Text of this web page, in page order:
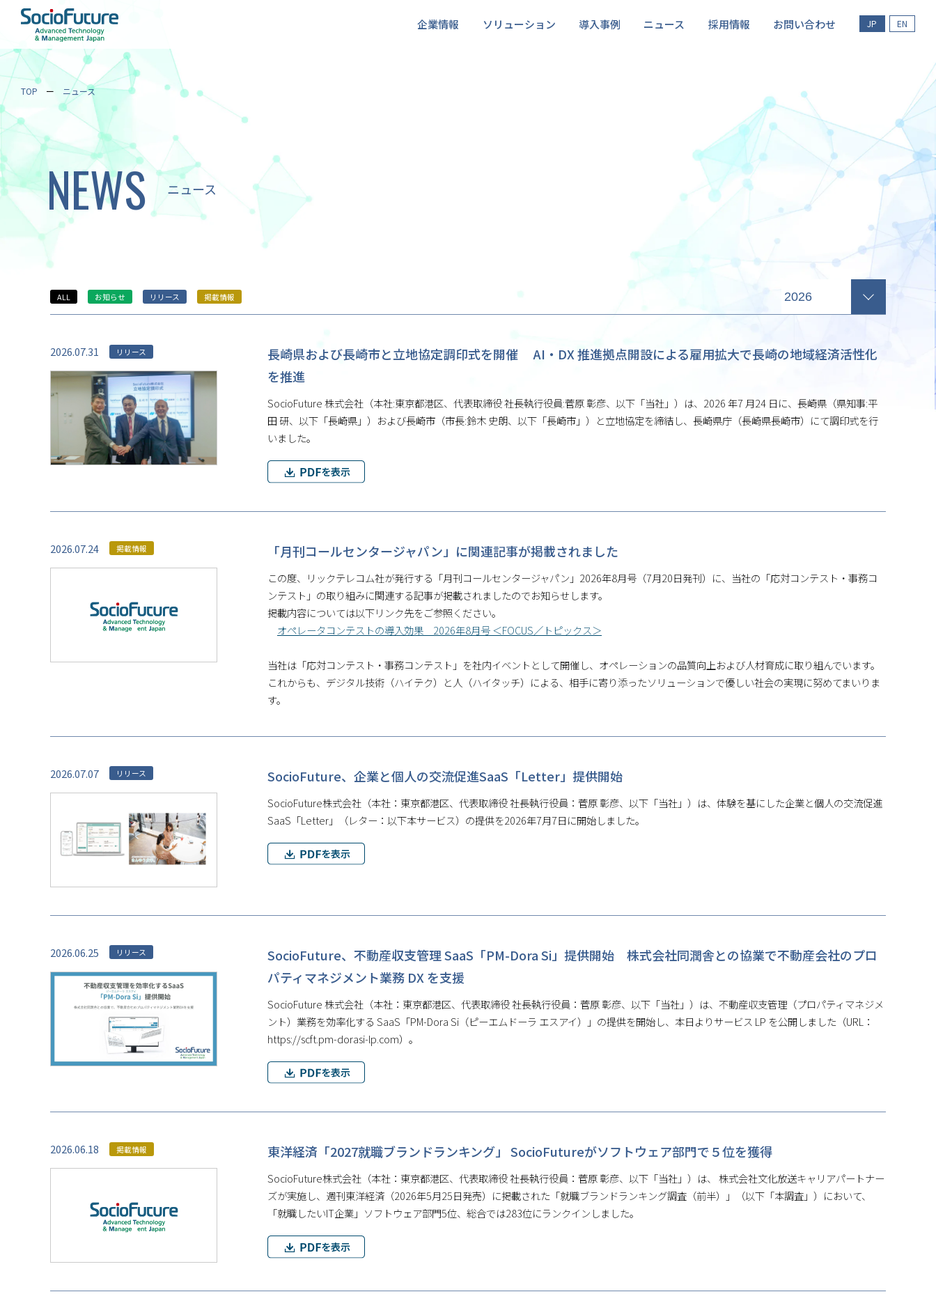
企業情報 ソリューション 導入事例 ニュース 採用情報 お問い合わせ JP EN
TOP ニュース
NEWS ニュース
ALL お知らせ リリース 掲載情報
2026.07.31 リリース
⾧崎県および⾧崎市と立地協定調印式を開催 AI・DX 推進拠点開設による雇用拡大で⾧崎の地域経済活性化
を推進
SocioFuture 株式会社（本社:東京都港区、代表取締役 社⾧執行役員:菅原 彰彦、以下「当社」）は、2026 年7 月24 日に、⾧崎県（県知事:平
田 研、以下「⾧崎県」）および⾧崎市（市⾧:鈴木 史朗、以下「⾧崎市」）と立地協定を締結し、⾧崎県庁（⾧崎県⾧崎市）にて調印式を行
いました。
2026.07.24 掲載情報 「月刊コールセンタージャパン」に関連記事が掲載されました
この度、リックテレコム社が発行する「月刊コールセンタージャパン」2026年8月号（7月20日発刊）に、当社の「応対コンテスト・事務コ
ンテスト」の取り組みに関連する記事が掲載されましたのでお知らせします。
掲載内容については以下リンク先をご参照ください。
オペレータコンテストの導入効果 2026年8月号 ＜FOCUS／トピックス＞
当社は「応対コンテスト・事務コンテスト」を社内イベントとして開催し、オペレーションの品質向上および人材育成に取り組んでいます。
これからも、デジタル技術（ハイテク）と人（ハイタッチ）による、相手に寄り添ったソリューションで優しい社会の実現に努めてまいりま
す。
2026.07.07 リリース SocioFuture、企業と個人の交流促進SaaS「Letter」提供開始
SocioFuture株式会社（本社：東京都港区、代表取締役 社長執行役員：菅原 彰彦、以下「当社」）は、体験を基にした企業と個人の交流促進
SaaS「Letter」（レター：以下本サービス）の提供を2026年7月7日に開始しました。
2026.06.25 リリース
SocioFuture、不動産収⽀管理 SaaS「PM-Dora Si」提供開始 株式会社同潤舎との協業で不動産会社のプロ
パティマネジメント業務 DX を支援
SocioFuture 株式会社（本社：東京都港区、代表取締役 社⻑執⾏役員：菅原 彰彦、以下「当社」）は、不動産収支管理（プロパティマネジメ
ント）業務を効率化する SaaS「PM-Dora Si（ピーエムドーラ エスアイ）」の提供を開始し、本日よりサービス LP を公開しました（URL：
https://scft.pm-dorasi-lp.com）。
2026.06.18 掲載情報 東洋経済「2027就職ブランドランキング」 SocioFutureがソフトウェア部門で５位を獲得
SocioFuture株式会社（本社：東京都港区、代表取締役 社長執行役員：菅原 彰彦、以下「当社」）は、 株式会社文化放送キャリアパートナー
ズが実施し、週刊東洋経済（2026年5月25日発売）に掲載された「就職ブランドランキング調査（前半）」（以下「本調査」）において、
「就職したいIT企業」ソフトウェア部門5位、総合では283位にランクインしました。